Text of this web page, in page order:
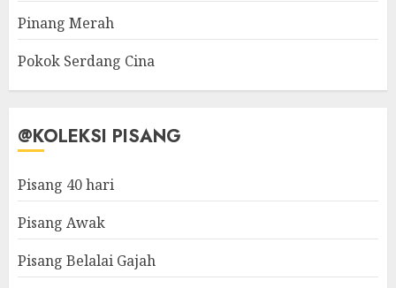
Pinang Merah
Pokok Serdang Cina
@KOLEKSI PISANG
Pisang 40 hari
Pisang Awak
Pisang Belalai Gajah